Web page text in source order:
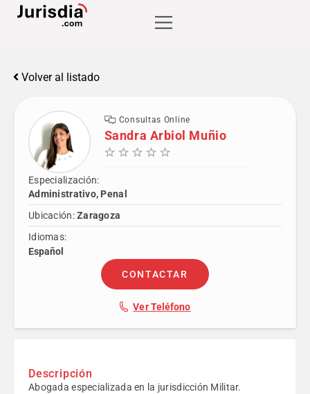
Volver al listado
Consultas Online
Sandra Arbiol Muñio
Especialización:
Administrativo, Penal
Ubicación:Zaragoza
Idiomas:
Español
CONTACTAR
Ver Teléfono
Descripción
Abogada especializada en la jurisdicción Militar.